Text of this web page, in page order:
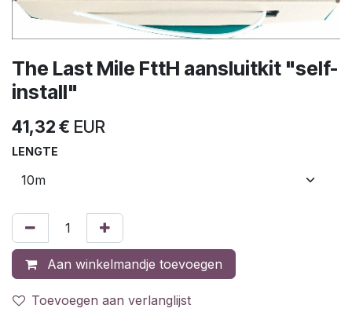
The Last Mile FttH aansluitkit "self-
install"
41,32€ EUR
LENGTE
Aan winkelmandje toevoegen
Toevoegen aan verlanglijst